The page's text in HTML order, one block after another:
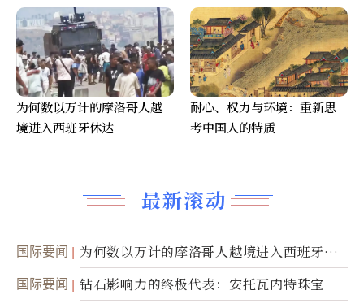
最新滚动
国际要闻
为何数以万计的摩洛哥人越境进入西班牙休
达
国际要闻 钻石影响力的终极代表：安托瓦内特珠宝
为何数以万计的摩洛哥人越
境进入西班牙休达
耐心、权力与环境：重新思
考中国人的特质